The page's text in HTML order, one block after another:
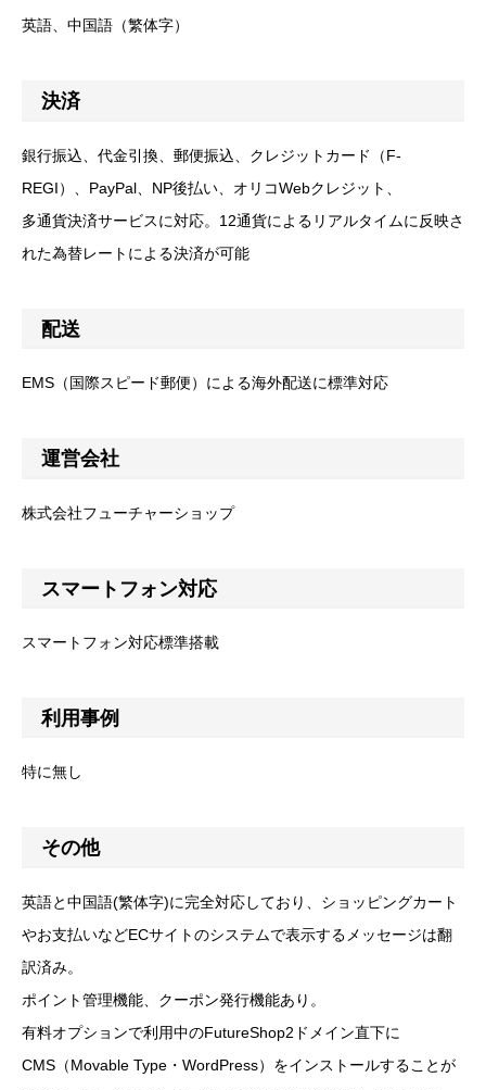
英語、中国語（繁体字）
決済
銀行振込、代金引換、郵便振込、クレジットカード（F-
REGI）、PayPal、NP後払い、オリコWebクレジット、
多通貨決済サービスに対応。12通貨によるリアルタイムに反映さ
れた為替レートによる決済が可能
配送
EMS（国際スピード郵便）による海外配送に標準対応
運営会社
株式会社フューチャーショップ
スマートフォン対応
スマートフォン対応標準搭載
利用事例
特に無し
その他
英語と中国語(繁体字)に完全対応しており、ショッピングカート
やお支払いなどECサイトのシステムで表示するメッセージは翻
訳済み。
ポイント管理機能、クーポン発行機能あり。
有料オプションで利用中のFutureShop2ドメイン直下に
CMS（Movable Type・WordPress）をインストールすることが